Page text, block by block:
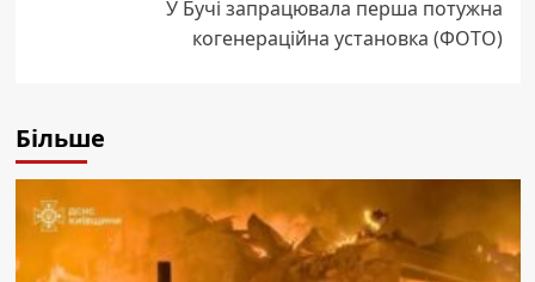
У Бучі запрацювала перша потужна
когенераційна установка (ФОТО)
Більше